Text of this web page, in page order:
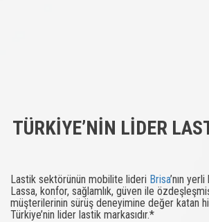
TÜRKİYE’NİN LİDER
Lastik sektörünün mobilite lideri Brisa’nın
Lassa, konfor, sağlamlık, güven ile
müşterilerinin sürüş deneyimine değer katan
Türkiye’nin lider lastik markasıdır.*